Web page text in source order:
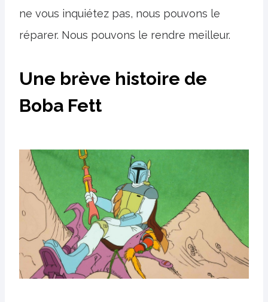
ne vous inquiétez pas, nous pouvons le
réparer. Nous pouvons le rendre meilleur.
Une brève histoire de
Boba Fett